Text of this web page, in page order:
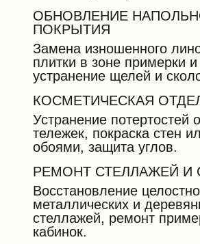
ОБНОВЛЕНИЕ
ПОКРЫТИЯ
Замена изношенного
плитки в зоне примерки
устранение щелей и
КОСМЕТИЧЕСКАЯ
Устранение потертостей
тележек, покраска стен
обоями, защита углов.
РЕМОНТ СТЕЛЛАЖЕЙ И
Восстановление
металлических и
стеллажей, ремонт
кабинок.